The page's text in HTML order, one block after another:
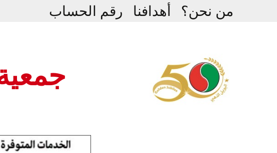
من نحن؟ أهدافنا رقم الحساب